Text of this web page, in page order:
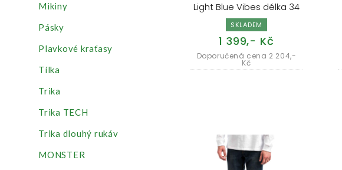
Mikiny
Pásky
Plavkové kraťasy
Tílka
Trika
Trika TECH
Trika dlouhý rukáv
MONSTER
Light Blue Vibes délka 34
SKLADEM
1 399,- Kč
Doporučená cena 2 204,-
Kč